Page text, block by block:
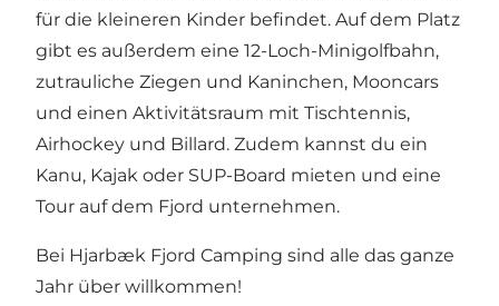
für die kleineren Kinder befindet. Auf dem Platz
gibt es außerdem eine 12-Loch-Minigolfbahn,
zutrauliche Ziegen und Kaninchen, Mooncars
und einen Aktivitätsraum mit Tischtennis,
Airhockey und Billard. Zudem kannst du ein
Kanu, Kajak oder SUP-Board mieten und eine
Tour auf dem Fjord unternehmen.
Bei Hjarbæk Fjord Camping sind alle das ganze
Jahr über willkommen!